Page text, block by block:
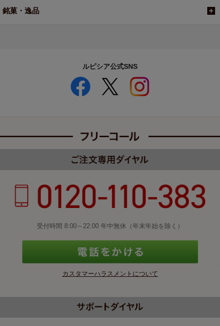
銘菓・逸品
ルピシア公式SNS
受付時間 8:00～22:00 年中無休（年末年始を除く）
カスタマーハラスメントについて